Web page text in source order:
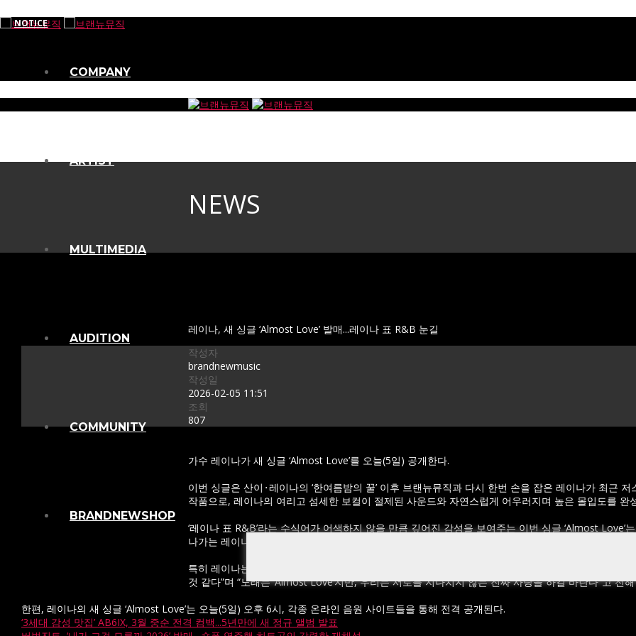
COMPANY
ARTIST
MULTIMEDIA
AUDITION
COMMUNITY
BRANDNEWSHOP
NEWS
NOTICE
레이나, 새 싱글 ‘Almost Love’ 발매...레이나 표 R&B 눈길
작성자
brandnewmusic
작성일
2026-02-05 11:51
조회
807
가수 레이나가 새 싱글 ‘Almost Love’를 오늘(5일) 공개한다.
이번 싱글은 산이⬝레이나의 ‘한여름밤의 꿀’ 이후 브랜뉴뮤직과 다시 한번 손을 잡은 레이나가 최근
작품으로, 레이나의 여리고 섬세한 보컬이 절제된 사운드와 자연스럽게 어우러지며 높은 몰입도를 완
‘레이나 표 R&B’라는 수식어가 어색하지 않을 만큼 깊어진 감성을 보여주는 이번 싱글 ‘Almost
나가는 레이나의 성숙한 발자취를 확인할 수 있는 작품이 될 예정이다.
특히 레이나는 곡 공개에 앞서 직접 자신의 SNS를 통해 “감정이라는 게 단순하면 참 좋을 텐데, 우리
것 같다”며 “노래는 ‘Almost Love’지만, 우리는 서로를 지나치지 않는 진짜 사랑을 하길 바란다”고 전
한편, 레이나의 새 싱글 ‘Almost Love’는 오늘(5일) 오후 6시, 각종 온라인 음원 사이트들을 통해 전격 공개된다.
‘3세대 감성 맛집’ AB6IX, 3월 중순 전격 컴백...5년만에 새 정규 앨범 발표